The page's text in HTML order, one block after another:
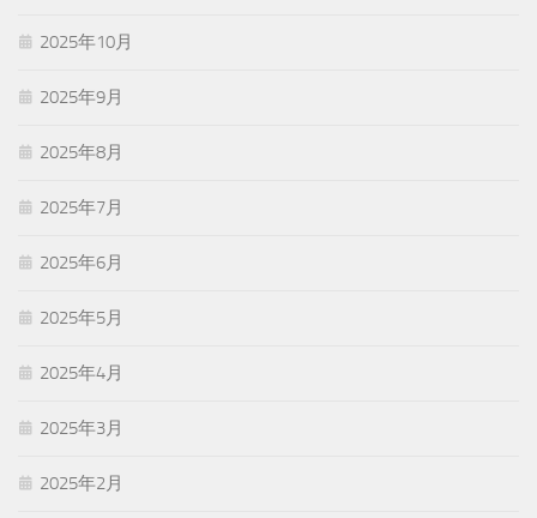
2025年10月
2025年9月
2025年8月
2025年7月
2025年6月
2025年5月
2025年4月
2025年3月
2025年2月